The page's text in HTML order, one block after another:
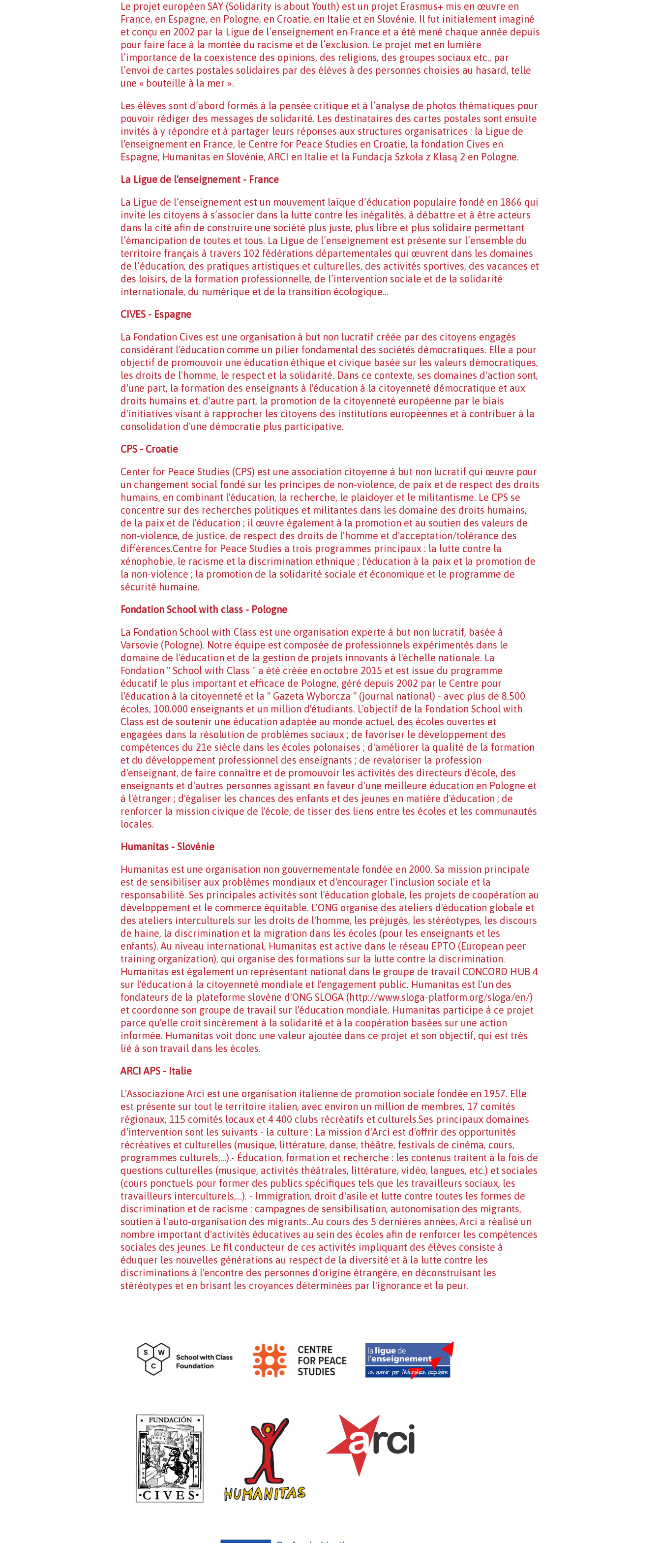
Le projet européen SAY (Solidarity is about Youth) est un projet Erasmus+ mis en œuvre en
France, en Espagne, en Pologne, en Croatie, en Italie et en Slovénie. Il fut initialement imaginé
et conçu en 2002 par la Ligue de l’enseignement en France et a été mené chaque année depuis
pour faire face à la montée du racisme et de l’exclusion. Le projet met en lumière
l’importance de la coexistence des opinions, des religions, des groupes sociaux etc., par
l’envoi de cartes postales solidaires par des élèves à des personnes choisies au hasard, telle
une « bouteille à la mer ».
Les élèves sont d’abord formés à la pensée critique et à l’analyse de photos thématiques pour
pouvoir rédiger des messages de solidarité. Les destinataires des cartes postales sont ensuite
invités à y répondre et à partager leurs réponses aux structures organisatrices : la Ligue de
l'enseignement en France, le Centre for Peace Studies en Croatie, la fondation Cives en
Espagne, Humanitas en Slovénie, ARCI en Italie et la Fundacja Szkoła z Klasą 2 en Pologne.
La Ligue de l'enseignement - France
La Ligue de l’enseignement est un mouvement laïque d’éducation populaire fondé en 1866 qui
invite les citoyens à s’associer dans la lutte contre les inégalités, à débattre et à être acteurs
dans la cité afin de construire une société plus juste, plus libre et plus solidaire permettant
l’émancipation de toutes et tous. La Ligue de l’enseignement est présente sur l’ensemble du
territoire français à travers 102 fédérations départementales qui œuvrent dans les domaines
de l’éducation, des pratiques artistiques et culturelles, des activités sportives, des vacances et
des loisirs, de la formation professionnelle, de l’intervention sociale et de la solidarité
internationale, du numérique et de la transition écologique…
CIVES - Espagne
La Fondation Cives est une organisation à but non lucratif créée par des citoyens engagés
considérant l'éducation comme un pilier fondamental des sociétés démocratiques. Elle a pour
objectif de promouvoir une éducation éthique et civique basée sur les valeurs démocratiques,
les droits de l'homme, le respect et la solidarité. Dans ce contexte, ses domaines d'action sont,
d'une part, la formation des enseignants à l'éducation à la citoyenneté démocratique et aux
droits humains et, d'autre part, la promotion de la citoyenneté européenne par le biais
d'initiatives visant à rapprocher les citoyens des institutions européennes et à contribuer à la
consolidation d'une démocratie plus participative.
CPS - Croatie
Center for Peace Studies (CPS) est une association citoyenne à but non lucratif qui œuvre pour
un changement social fondé sur les principes de non-violence, de paix et de respect des droits
humains, en combinant l'éducation, la recherche, le plaidoyer et le militantisme. Le CPS se
concentre sur des recherches politiques et militantes dans les domaine des droits humains,
de la paix et de l'éducation ; il œuvre également à la promotion et au soutien des valeurs de
non-violence, de justice, de respect des droits de l'homme et d'acceptation/tolérance des
différences.Centre for Peace Studies a trois programmes principaux : la lutte contre la
xénophobie, le racisme et la discrimination ethnique ; l'éducation à la paix et la promotion de
la non-violence ; la promotion de la solidarité sociale et économique et le programme de
sécurité humaine.
Fondation School with class - Pologne
La Fondation School with Class est une organisation experte à but non lucratif, basée à
Varsovie (Pologne). Notre équipe est composée de professionnels expérimentés dans le
domaine de l'éducation et de la gestion de projets innovants à l'échelle nationale. La
Fondation " School with Class " a été créée en octobre 2015 et est issue du programme
éducatif le plus important et efficace de Pologne, géré depuis 2002 par le Centre pour
l'éducation à la citoyenneté et la " Gazeta Wyborcza " (journal national) - avec plus de 8.500
écoles, 100.000 enseignants et un million d'étudiants. L'objectif de la Fondation School with
Class est de soutenir une éducation adaptée au monde actuel, des écoles ouvertes et
engagées dans la résolution de problèmes sociaux ; de favoriser le développement des
compétences du 21e siècle dans les écoles polonaises ; d'améliorer la qualité de la formation
et du développement professionnel des enseignants ; de revaloriser la profession
d'enseignant, de faire connaître et de promouvoir les activités des directeurs d'école, des
enseignants et d'autres personnes agissant en faveur d'une meilleure éducation en Pologne et
à l'étranger ; d'égaliser les chances des enfants et des jeunes en matière d'éducation ; de
renforcer la mission civique de l'école, de tisser des liens entre les écoles et les communautés
locales.
Humanitas - Slovénie
Humanitas est une organisation non gouvernementale fondée en 2000. Sa mission principale
est de sensibiliser aux problèmes mondiaux et d'encourager l'inclusion sociale et la
responsabilité. Ses principales activités sont l'éducation globale, les projets de coopération au
développement et le commerce équitable. L'ONG organise des ateliers d'éducation globale et
des ateliers interculturels sur les droits de l'homme, les préjugés, les stéréotypes, les discours
de haine, la discrimination et la migration dans les écoles (pour les enseignants et les
enfants). Au niveau international, Humanitas est active dans le réseau EPTO (European peer
training organization), qui organise des formations sur la lutte contre la discrimination.
Humanitas est également un représentant national dans le groupe de travail CONCORD HUB 4
sur l'éducation à la citoyenneté mondiale et l'engagement public. Humanitas est l'un des
fondateurs de la plateforme slovène d'ONG SLOGA (http://www.sloga-platform.org/sloga/en/)
et coordonne son groupe de travail sur l'éducation mondiale. Humanitas participe à ce projet
parce qu'elle croit sincèrement à la solidarité et à la coopération basées sur une action
informée. Humanitas voit donc une valeur ajoutée dans ce projet et son objectif, qui est très
lié à son travail dans les écoles.
ARCI APS - Italie
L'Associazione Arci est une organisation italienne de promotion sociale fondée en 1957. Elle
est présente sur tout le territoire italien, avec environ un million de membres, 17 comités
régionaux, 115 comités locaux et 4 400 clubs récréatifs et culturels.Ses principaux domaines
d'intervention sont les suivants - la culture : La mission d'Arci est d'offrir des opportunités
récréatives et culturelles (musique, littérature, danse, théâtre, festivals de cinéma, cours,
programmes culturels,...).- Éducation, formation et recherche : les contenus traitent à la fois de
questions culturelles (musique, activités théâtrales, littérature, vidéo, langues, etc.) et sociales
(cours ponctuels pour former des publics spécifiques tels que les travailleurs sociaux, les
travailleurs interculturels,...). - Immigration, droit d'asile et lutte contre toutes les formes de
discrimination et de racisme : campagnes de sensibilisation, autonomisation des migrants,
soutien à l'auto-organisation des migrants...Au cours des 5 dernières années, Arci a réalisé un
nombre important d'activités éducatives au sein des écoles afin de renforcer les compétences
sociales des jeunes. Le fil conducteur de ces activités impliquant des élèves consiste à
éduquer les nouvelles générations au respect de la diversité et à la lutte contre les
discriminations à l'encontre des personnes d'origine étrangère, en déconstruisant les
stéréotypes et en brisant les croyances déterminées par l'ignorance et la peur.